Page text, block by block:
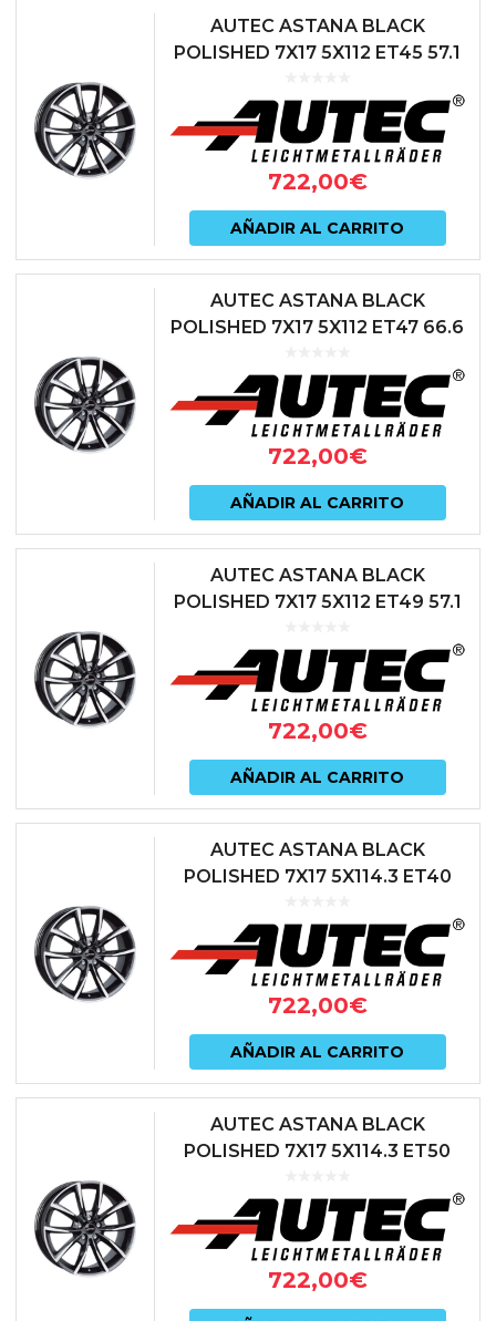
AUTEC ASTANA BLACK
POLISHED 7X17 5X112 ET45 57.1
722,00€
AÑADIR AL CARRITO
AUTEC ASTANA BLACK
POLISHED 7X17 5X112 ET47 66.6
722,00€
AÑADIR AL CARRITO
AUTEC ASTANA BLACK
POLISHED 7X17 5X112 ET49 57.1
722,00€
AÑADIR AL CARRITO
AUTEC ASTANA BLACK
POLISHED 7X17 5X114.3 ET40
722,00€
AÑADIR AL CARRITO
AUTEC ASTANA BLACK
POLISHED 7X17 5X114.3 ET50
722,00€